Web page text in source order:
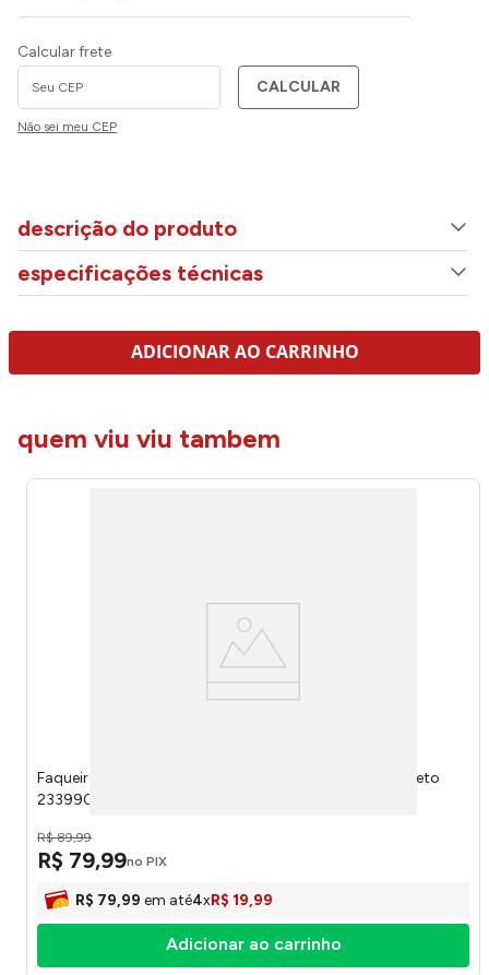
Calcular frete
CALCULAR
Não sei meu CEP
descrição do produto
especificações técnicas
ADICIONAR AO CARRINHO
quem viu viu tambem
Faqueiro Ipanema 24 Peças Inox Cabo Polipropileno Preto
23399091 - Tramontina
R$ 89,99
R$ 79,99no PIX
R$ 79,99 em até4xR$ 19,99
Adicionar ao carrinho